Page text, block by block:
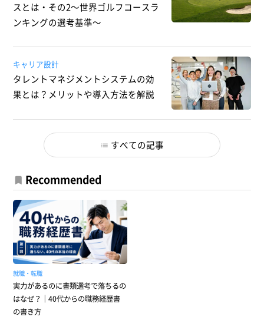
スとは・その2～世界ゴルフコースラ
ンキングの選考基準～
キャリア設計
タレントマネジメントシステムの効
果とは？メリットや導入方法を解説
すべての記事
Recommended
就職・転職
実力があるのに書類選考で落ちるの
はなぜ？｜40代からの職務経歴書
の書き方